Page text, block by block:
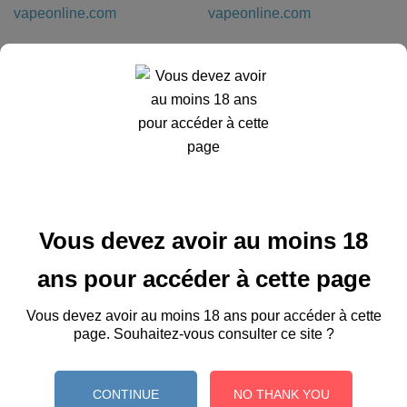
Vous devez avoir au moins 18
ans pour accéder à cette page
Vous devez avoir au moins 18 ans pour accéder à cette
page. Souhaitez-vous consulter ce site ?
CONTINUE NO THANK YOU
Ajouter au panier Ajouter au panier